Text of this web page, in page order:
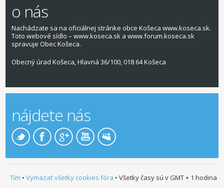
o nás
Nachádzate sa na oficiálnej stránke obce Košeca www.koseca.sk.
Toto webové sídlo – www.koseca.sk a www.forum.koseca.sk
spravuje Obec Košeca.
Obecný úrad Košeca, Hlavná 36/100, 018 64 Košeca
nájdete nás
Tím • Vymazať všetky cookies fóra • Všetky časy sú v GMT + 1 hodina